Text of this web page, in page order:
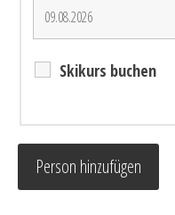
Skikurs buchen
Person hinzufügen